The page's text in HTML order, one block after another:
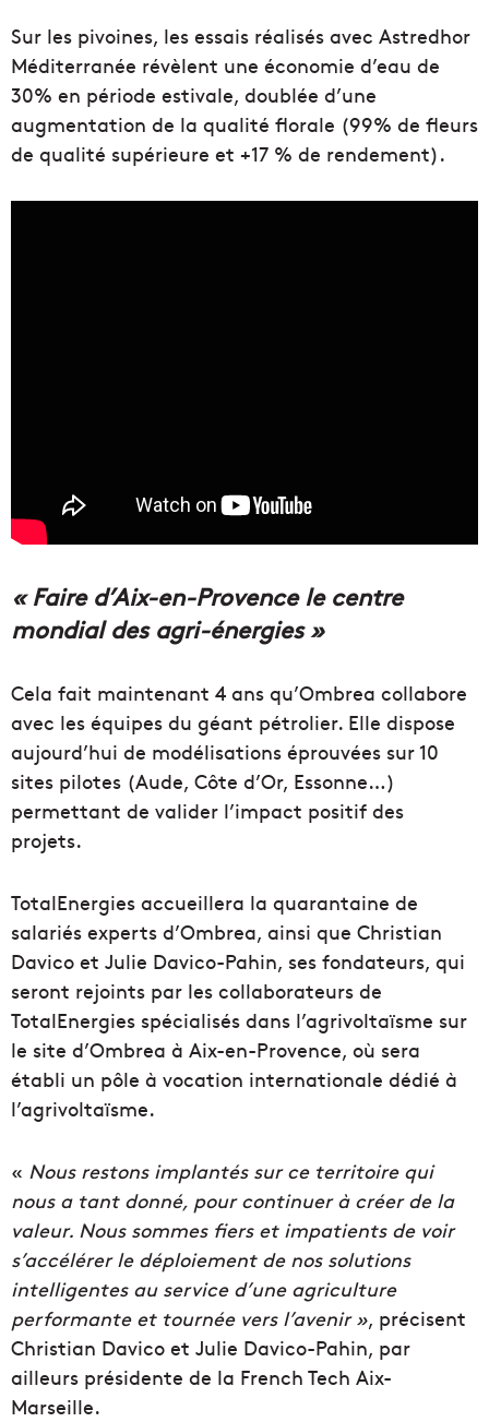
Sur les pivoines, les essais réalisés avec Astredhor
Méditerranée révèlent une économie d’eau de
30% en période estivale, doublée d’une
augmentation de la qualité florale (99% de fleurs
de qualité supérieure et +17 % de rendement).
« Faire d’Aix-en-Provence le centre
mondial des agri-énergies »
Cela fait maintenant 4 ans qu’Ombrea collabore
avec les équipes du géant pétrolier. Elle dispose
aujourd’hui de modélisations éprouvées sur 10
sites pilotes (Aude, Côte d’Or, Essonne…)
permettant de valider l’impact positif des
projets.
TotalEnergies accueillera la quarantaine de
salariés experts d’Ombrea, ainsi que Christian
Davico et Julie Davico-Pahin, ses fondateurs, qui
seront rejoints par les collaborateurs de
TotalEnergies spécialisés dans l’agrivoltaïsme sur
le site d’Ombrea à Aix-en-Provence, où sera
établi un pôle à vocation internationale dédié à
l’agrivoltaïsme.
« Nous restons implantés sur ce territoire qui
nous a tant donné, pour continuer à créer de la
valeur. Nous sommes fiers et impatients de voir
s’accélérer le déploiement de nos solutions
intelligentes au service d’une agriculture
performante et tournée vers l’avenir », précisent
Christian Davico et Julie Davico-Pahin, par
ailleurs présidente de la French Tech Aix-
Marseille.